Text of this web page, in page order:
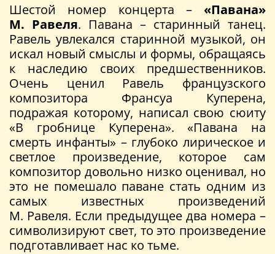
Шестой номер концерта – «Павана»
М. Равеля. Павана – старинный танец.
Равель увлекался старинной музыкой, он
искал новый смыслы и формы, обращаясь
к наследию своих предшественников.
Очень ценил Равель французского
композитора Франсуа Куперена,
подражая которому, написал свою сюиту
«В гробнице Куперена». «Павана на
смерть инфанты» – глубоко лирическое и
светлое произведение, которое сам
композитор довольно низко оценивал, но
это не помешало паване стать одним из
самых известных произведений
М. Равеля. Если предыдущее два номера –
символизируют свет, то это произведение
подготавливает нас ко тьме.